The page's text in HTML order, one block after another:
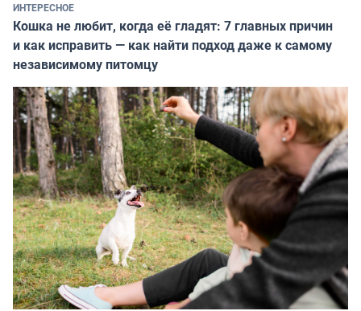
ИНТЕРЕСНОЕ
Кошка не любит, когда её гладят: 7 главных причин
и как исправить — как найти подход даже к самому
независимому питомцу